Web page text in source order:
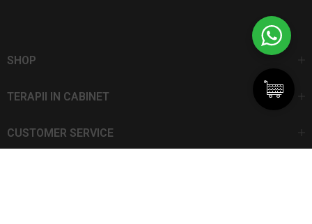
SHOP
TERAPII IN CABINET
CUSTOMER SERVICE